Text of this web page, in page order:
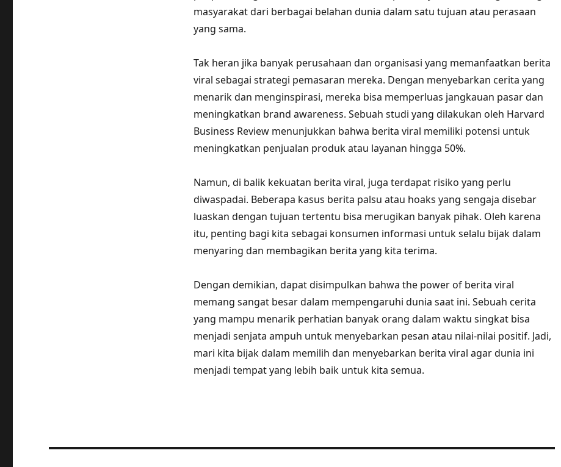
masyarakat dari berbagai belahan dunia dalam satu tujuan atau perasaan
yang sama.
Tak heran jika banyak perusahaan dan organisasi yang memanfaatkan berita
viral sebagai strategi pemasaran mereka. Dengan menyebarkan cerita yang
menarik dan menginspirasi, mereka bisa memperluas jangkauan pasar dan
meningkatkan brand awareness. Sebuah studi yang dilakukan oleh Harvard
Business Review menunjukkan bahwa berita viral memiliki potensi untuk
meningkatkan penjualan produk atau layanan hingga 50%.
Namun, di balik kekuatan berita viral, juga terdapat risiko yang perlu
diwaspadai. Beberapa kasus berita palsu atau hoaks yang sengaja disebar
luaskan dengan tujuan tertentu bisa merugikan banyak pihak. Oleh karena
itu, penting bagi kita sebagai konsumen informasi untuk selalu bijak dalam
menyaring dan membagikan berita yang kita terima.
Dengan demikian, dapat disimpulkan bahwa the power of berita viral
memang sangat besar dalam mempengaruhi dunia saat ini. Sebuah cerita
yang mampu menarik perhatian banyak orang dalam waktu singkat bisa
menjadi senjata ampuh untuk menyebarkan pesan atau nilai-nilai positif. Jadi,
mari kita bijak dalam memilih dan menyebarkan berita viral agar dunia ini
menjadi tempat yang lebih baik untuk kita semua.